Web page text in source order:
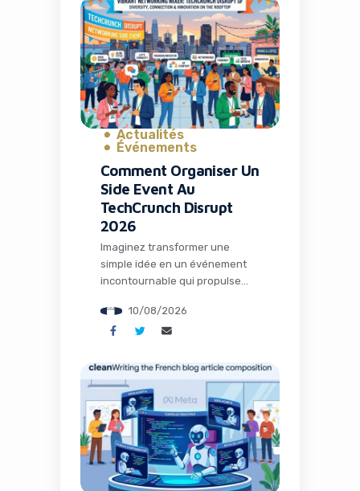
startup qui vient d’être
rachetée par OpenAI. Cette
acquisition marque un tournant
significatif dans l’évolution des
outils d’intelligence artificielle
dédiés à la communication
professionnelle. Dans […]
Actualités
Événements
Comment Organiser Un
Side Event Au
TechCrunch Disrupt
2026
Imaginez transformer une
simple idée en un événement
incontournable qui propulse
projecteurs du TechCrunch
Disrupt. En 2026, cet
Francisco offre une opportunité
unique : organiser votre propre
side event. Pour les
entrepreneurs, marketeurs et
passionnés de technologie,
c’est l’occasion rêvée de créer
des connexions authentiques,
de générer […]
10/08/2026